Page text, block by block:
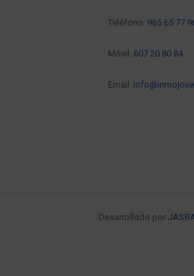
Teléfono: 965 65 77
Móvil: 607 20 80 84
Email:
Desarrollado por